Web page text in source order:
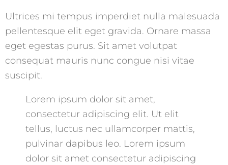
Ultrices mi tempus imperdiet nulla malesuada
pellentesque elit eget gravida. Ornare massa
eget egestas purus. Sit amet volutpat
consequat mauris nunc congue nisi vitae
suscipit.
Lorem ipsum dolor sit amet,
consectetur adipiscing elit. Ut elit
tellus, luctus nec ullamcorper mattis,
pulvinar dapibus leo. Lorem ipsum
dolor sit amet consectetur adipiscing